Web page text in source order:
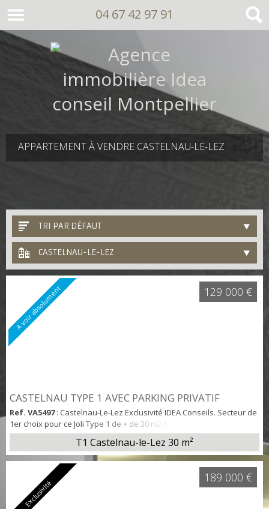
04 67 42 97 91
APPARTEMENT À VENDRE CASTELNAU-LE-LEZ
TRI PAR DÉFAUT
CASTELNAU-LE-LEZ
A voir absolument
CASTELNAU TYPE 1 AVEC PARKING PRIVATIF
Ref. VA5497: Castelnau-Le-Lez Exclusivité IDEA Conseils. Secteur de
1er choix pour ce Joli Type 1 de + de 30 m2 hab avec balcon situé au
1er étage de la résidence récente Le Floréa à Castelnau. T1
composé d'une entré avec placard, d'une belle pièce de vie
lumineuse donnant sur le balcon, d'une cuisine us aménagée et
semi équipée et d'un salle d'eau avec wc. Cet appartement
bénéficie également d'un pa...
T1 Castelnau-le-Lez 30 m²
129 000 €
Exclusivité
189 000 €